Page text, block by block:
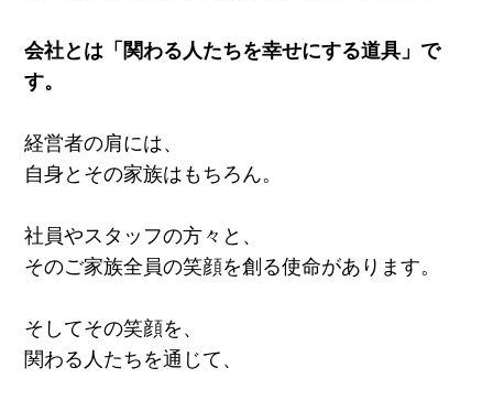
会社とは「関わる人たちを幸せにする道具」で
す。
経営者の肩には、
自身とその家族はもちろん。
社員やスタッフの方々と、
そのご家族全員の笑顔を創る使命があります。
そしてその笑顔を、
関わる人たちを通じて、